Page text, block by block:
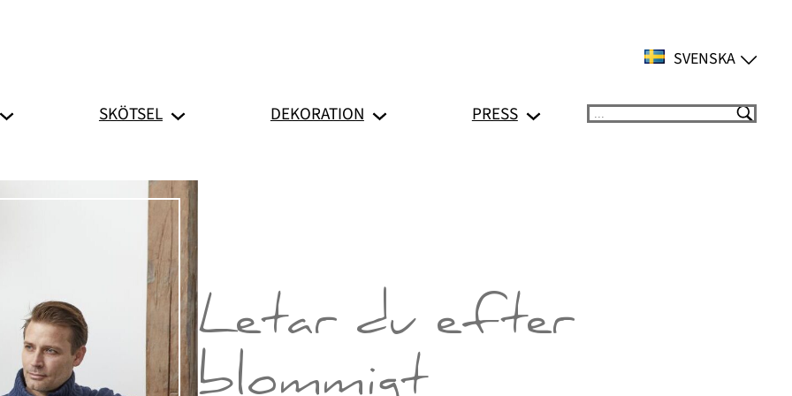
SVENSKA
SKÖTSEL DEKORATION PRESS Suchen
Letar du efter